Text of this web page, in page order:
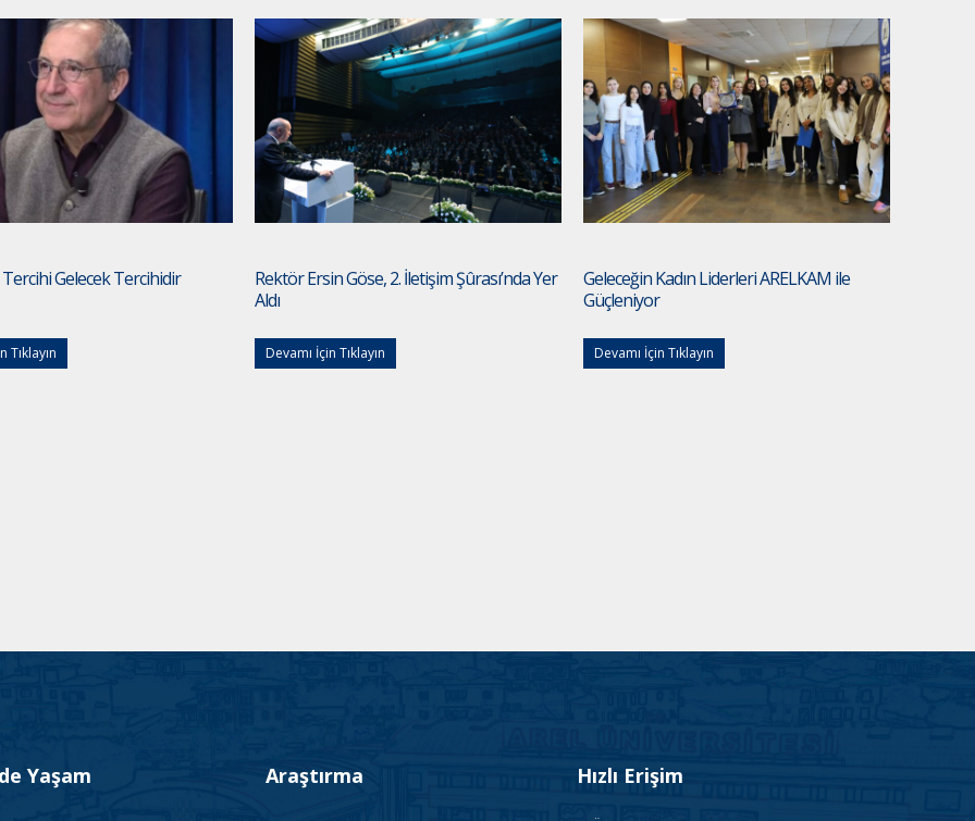
Gelecek Tercihidir
Tıklayın
Rektör Ersin Göse, 2. İletişim Şûrası’nda Yer
Aldı
Devamı İçin Tıklayın
Geleceğin Kadın Liderleri ARELKAM ile
Güçleniyor
Devamı İçin Tıklayın
Yaşam Araştırma Hızlı Erişim